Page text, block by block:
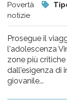
Povertà
notizie
Prosegue il
l'adolescenza
zone più
dall'esigenza di
giovanile...